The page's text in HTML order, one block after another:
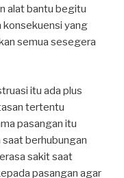
alat bantu begitu
konsekuensi yang
semua sesegera
itu ada plus
tertentu
pasangan itu
berhubungan
sakit saat
pasangan agar